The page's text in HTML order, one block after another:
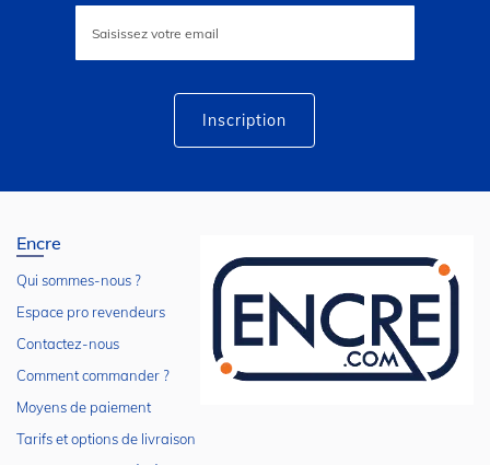
lettre
Inscription
Encre
Qui sommes-nous ?
Espace pro revendeurs
Contactez-nous
Comment commander ?
Moyens de paiement
Tarifs et options de livraison